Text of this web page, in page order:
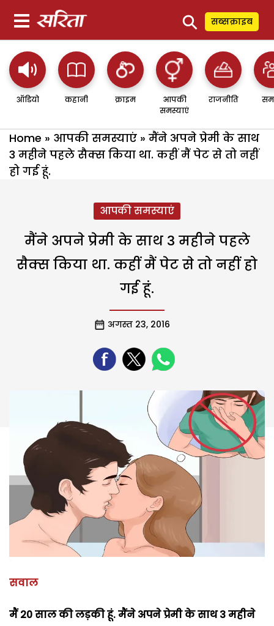
⚲ सब्सक्राइब
ऑडियो कहानी क्राइम
आपकी
समस्याएं
राजनीति
Home » आपकी समस्याएं » मैंने अपने प्रेमी के साथ
3 महीने पहले सैक्स किया था. कहीं मैं पेट से तो नहीं
हो गई हूं.
आपकी समस्याएं
मैंने अपने प्रेमी के साथ 3 महीने पहले
सैक्स किया था. कहीं मैं पेट से तो नहीं हो
गई हूं.
अगस्त 23, 2016
सवाल
मैं 20 साल की लड़की हूं. मैंने अपने प्रेमी के साथ 3 महीने